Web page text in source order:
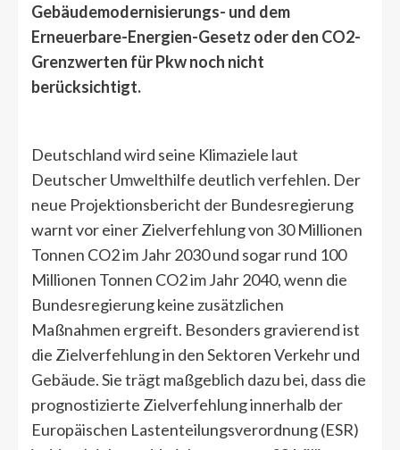
Gebäudemodernisierungs- und dem
Erneuerbare-Energien-Gesetz oder den CO2-
Grenzwerten für Pkw noch nicht
berücksichtigt.
Deutschland wird seine Klimaziele laut
Deutscher Umwelthilfe deutlich verfehlen. Der
neue Projektionsbericht der Bundesregierung
warnt vor einer Zielverfehlung von 30 Millionen
Tonnen CO2 im Jahr 2030 und sogar rund 100
Millionen Tonnen CO2 im Jahr 2040, wenn die
Bundesregierung keine zusätzlichen
Maßnahmen ergreift. Besonders gravierend ist
die Zielverfehlung in den Sektoren Verkehr und
Gebäude. Sie trägt maßgeblich dazu bei, dass die
prognostizierte Zielverfehlung innerhalb der
Europäischen Lastenteilungsverordnung (ESR)